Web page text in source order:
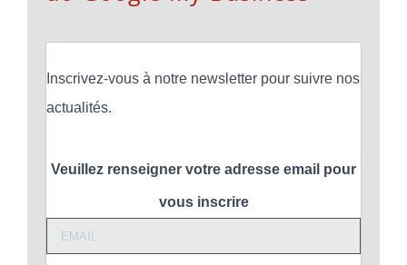
Inscrivez-vous à notre newsletter pour suivre nos
actualités.
Veuillez renseigner votre adresse email pour
vous inscrire